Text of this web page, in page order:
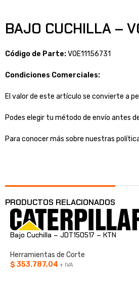
BAJO CUCHILLA –
Código de Parte:VOE11156731
Condiciones Comerciales:
El valor de este artículo se convierte a
Podes elegir tu método de envío antes
Para conocer más sobre nuestras
PRODUCTOS RELACIONADOS
Bajo Cuchilla – JDT150517 – KTN
Herramientas de Corte
$ 353.787,04 + IVA